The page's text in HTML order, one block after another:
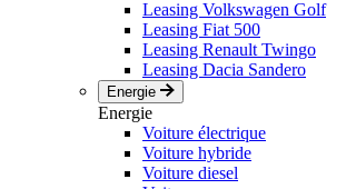
Leasing Volkswagen Golf
Leasing Fiat 500
Leasing Renault Twingo
Leasing Dacia Sandero
Energie
Energie
Voiture électrique
Voiture hybride
Voiture diesel